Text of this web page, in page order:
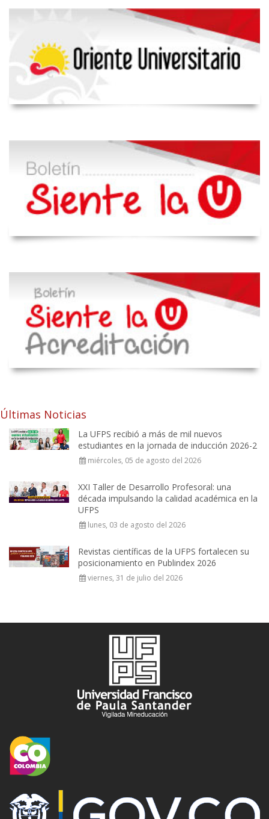
Últimas Noticias
La UFPS recibió a más de mil nuevos
estudiantes en la jornada de inducción 2026-2
miércoles, 05 de agosto del 2026
XXI Taller de Desarrollo Profesoral: una
década impulsando la calidad académica en la
UFPS
lunes, 03 de agosto del 2026
Revistas científicas de la UFPS fortalecen su
posicionamiento en Publindex 2026
viernes, 31 de julio del 2026